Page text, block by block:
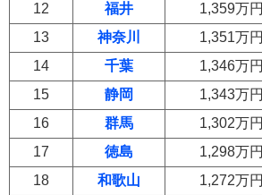
12
福井 1,359万円
13
神奈川 1,351万円
14
千葉 1,346万円
15
静岡 1,343万円
16
群馬 1,302万円
17
徳島 1,298万円
18
和歌山 1,272万円